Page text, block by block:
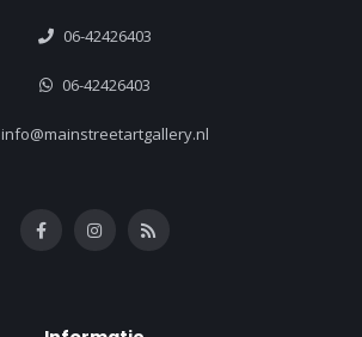
06-42426403
06-42426403
info@mainstreetartgallery.nl